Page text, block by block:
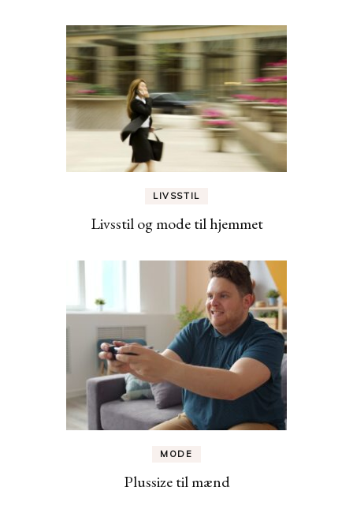
LIVSSTIL
Livsstil og mode til hjemmet
MODE
Plussize til mænd